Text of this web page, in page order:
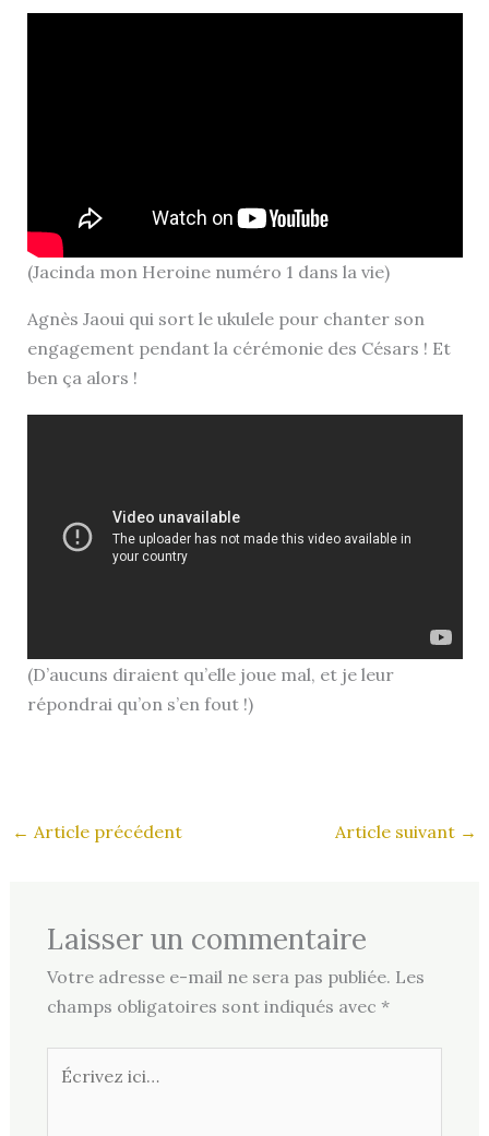
(Jacinda mon Heroine numéro 1 dans la vie)
Agnès Jaoui qui sort le ukulele pour chanter son
engagement pendant la cérémonie des Césars ! Et
ben ça alors !
(D’aucuns diraient qu’elle joue mal, et je leur
répondrai qu’on s’en fout !)
← Article précédent Article suivant →
Laisser un commentaire
Votre adresse e-mail ne sera pas publiée. Les
champs obligatoires sont indiqués avec *
ici…